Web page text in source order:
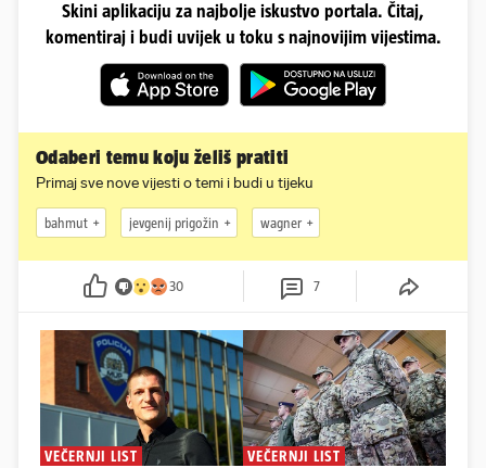
Skini aplikaciju za najbolje iskustvo portala. Čitaj,
komentiraj i budi uvijek u toku s najnovijim vijestima.
Odaberi temu koju želiš pratiti
Primaj sve nove vijesti o temi i budi u tijeku
bahmut jevgenij prigožin wagner
30 7